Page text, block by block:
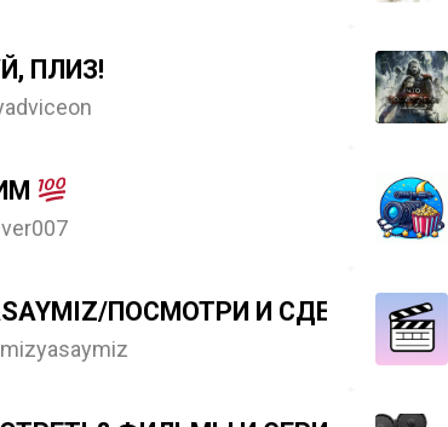
ПЛИЗ!
ПОСМОТРИ И СДЕЛАЙ САМ